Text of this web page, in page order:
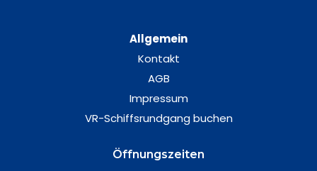
Allgemein
Kontakt
AGB
Impressum
VR-Schiffsrundgang buchen
Öffnungszeiten